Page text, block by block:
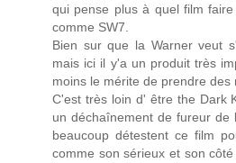
qui pense plus à quel film
comme SW7.
Bien sur que la Warner veut
mais ici il y'a un produit très
moins le mérite de prendre des
C'est très loin d' être the Dark
un déchaînement de fureur
beaucoup détestent ce film
comme son sérieux et son